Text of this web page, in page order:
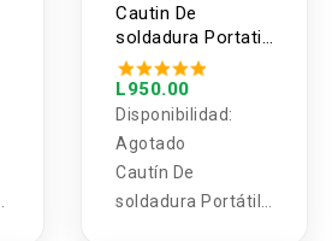
Cautin De
soldadura Portatil
FROGBRO
1800mah 5V
L950.00
Disponibilidad:
Agotado
Cautín De
soldadura Portátil